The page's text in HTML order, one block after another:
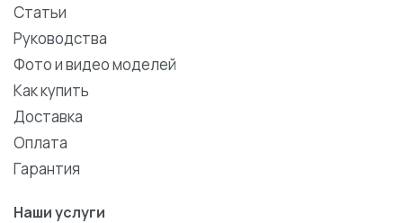
Статьи
Руководства
Фото и видео моделей
Как купить
Доставка
Оплата
Гарантия
Наши услуги